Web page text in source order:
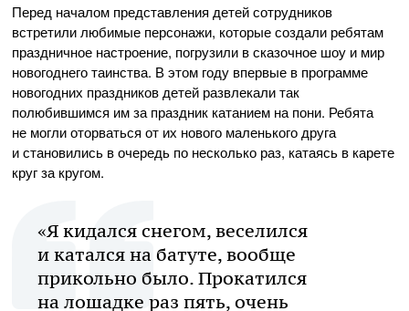
Перед началом представления детей сотрудников
встретили любимые персонажи, которые создали ребятам
праздничное настроение, погрузили в сказочное шоу и мир
новогоднего таинства. В этом году впервые в программе
новогодних праздников детей развлекали так
полюбившимся им за праздник катанием на пони. Ребята
не могли оторваться от их нового маленького друга
и становились в очередь по несколько раз, катаясь в карете
круг за кругом.
«Я кидался снегом, веселился
и катался на батуте, вообще
прикольно было. Прокатился
на лошадке раз пять, очень